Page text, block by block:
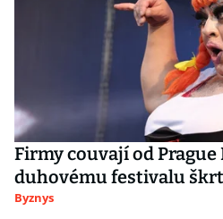
Firmy couvají od
duhovému festivalu
Byznys